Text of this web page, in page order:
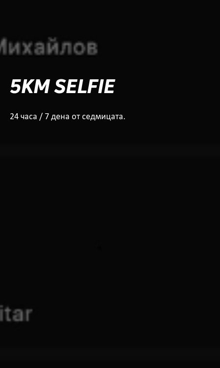
5KM SELFIE
24 часа / 7 дена от седмицата.